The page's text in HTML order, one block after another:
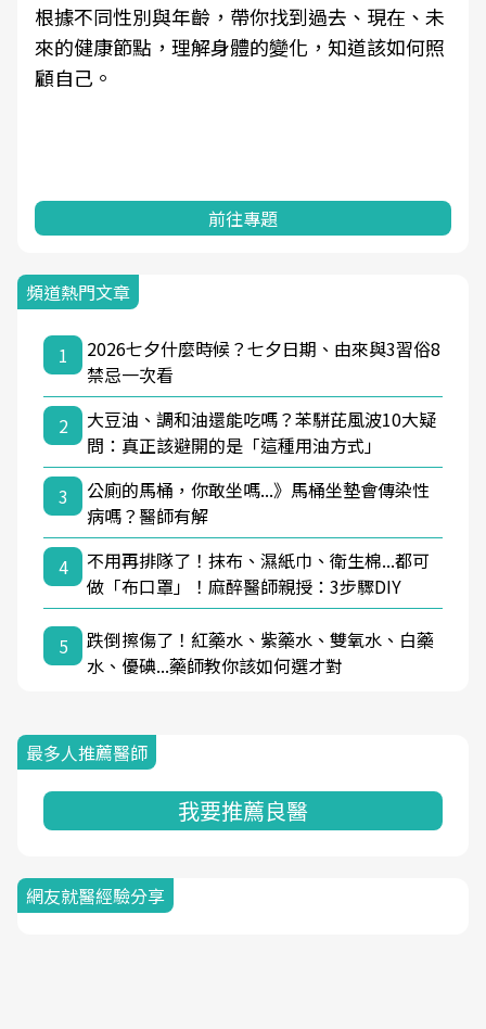
根據不同性別與年齡，帶你找到過去、現在、未
來的健康節點，理解身體的變化，知道該如何照
顧自己。
前往專題
頻道熱門文章
1
2026七夕什麼時候？七夕日期、由來與3習俗8
禁忌一次看
2
大豆油、調和油還能吃嗎？苯駢芘風波10大疑
問：真正該避開的是「這種用油方式」
3
公廁的馬桶，你敢坐嗎...》馬桶坐墊會傳染性
病嗎？醫師有解
4
不用再排隊了！抹布、濕紙巾、衛生棉...都可
做「布口罩」！麻醉醫師親授：3步驟DIY
5
跌倒擦傷了！紅藥水、紫藥水、雙氧水、白藥
水、優碘...藥師教你該如何選才對
最多人推薦醫師
我要推薦良醫
網友就醫經驗分享